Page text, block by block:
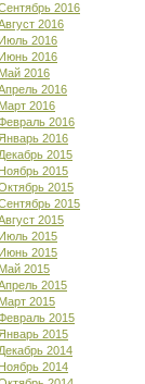
2016
2016
Июль 2016
Июнь 2016
Май 2016
2016
Март 2016
2016
Январь 2016
Декабрь 2015
Ноябрь 2015
2015
2015
2015
Июль 2015
Июнь 2015
Май 2015
2015
Март 2015
2015
Январь 2015
Декабрь 2014
Ноябрь 2014